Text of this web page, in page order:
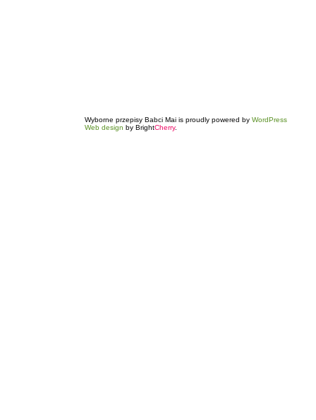
Wyborne przepisy Babci Mai is proudly powered by WordPress
Web design by BrightCherry.